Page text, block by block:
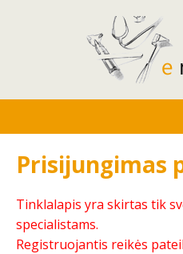
Prisijungimas
Tinklalapis yra skirtas tik
specialistams.
Registruojantis reikės